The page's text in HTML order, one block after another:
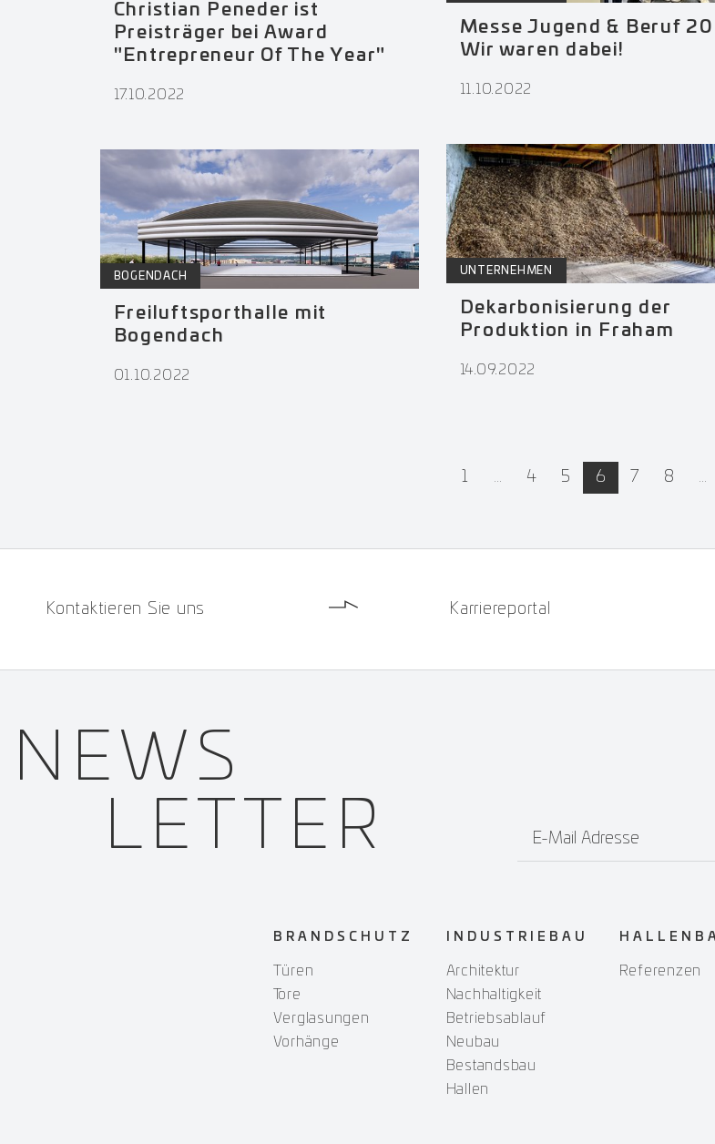
Christian Peneder ist
Preisträger bei Award
"Entrepreneur Of The Year"
17.10.2022
Messe Jugend & Beruf
Wir waren dabei!
11.10.2022
BOGENDACH
Freiluftsporthalle mit
Bogendach
01.10.2022
UNTERNEHMEN
Dekarbonisierung der
Produktion in Fraham
14.09.2022
1 … 4 5 6 active
7 8 …
Kontaktieren Sie uns Karriereportal
NEWS­
LETTER
E-Mail Adresse
BRANDSCHUTZ
Türen
Tore
Verglasungen
Vorhänge
INDUSTRIEBAU
Architektur
Nachhaltigkeit
Betriebsablauf
Neubau
Bestandsbau
Hallen
Referenzen